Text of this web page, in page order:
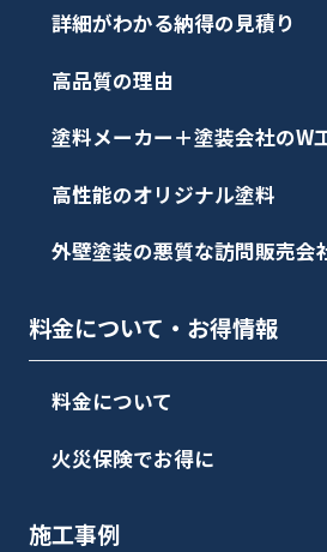
詳細がわかる納得の見積り
高品質の理由
塗料メーカー＋塗装会社のW
高性能のオリジナル塗料
外壁塗装の悪質な訪問販売会
料金について・お得情報
料金について
火災保険でお得に
施工事例